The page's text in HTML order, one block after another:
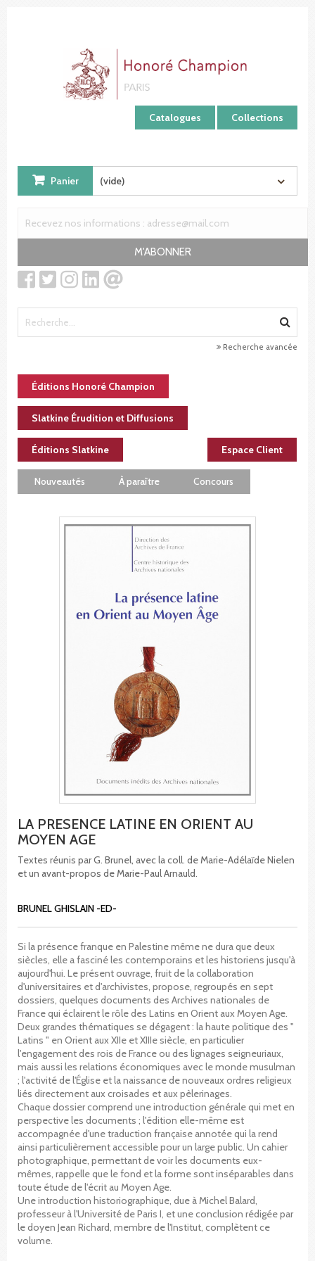
Catalogues Collections
Panier (vide)
M'ABONNER
Recherche avancée
Éditions Honoré Champion
Slatkine Érudition et Diffusions
Éditions Slatkine Espace Client
Nouveautés À paraître Concours
LA PRESENCE LATINE EN ORIENT AU
MOYEN AGE
Textes réunis par G. Brunel, avec la coll. de Marie-Adélaïde Nielen
et un avant-propos de Marie-Paul Arnauld.
BRUNEL GHISLAIN -ED-
Si la présence franque en Palestine même ne dura que deux
siècles, elle a fasciné les contemporains et les historiens jusqu'à
aujourd'hui. Le présent ouvrage, fruit de la collaboration
d'universitaires et d'archivistes, propose, regroupés en sept
dossiers, quelques documents des Archives nationales de
France qui éclairent le rôle des Latins en Orient aux Moyen Age.
Deux grandes thématiques se dégagent : la haute politique des "
Latins " en Orient aux XIIe et XIIIe siècle, en particulier
l'engagement des rois de France ou des lignages seigneuriaux,
mais aussi les relations économiques avec le monde musulman
; l'activité de l'Église et la naissance de nouveaux ordres religieux
liés directement aux croisades et aux pèlerinages.
Chaque dossier comprend une introduction générale qui met en
perspective les documents ; l'édition elle-même est
accompagnée d'une traduction française annotée qui la rend
ainsi particulièrement accessible pour un large public. Un cahier
photographique, permettant de voir les documents eux-
mêmes, rappelle que le fond et la forme sont inséparables dans
toute étude de l'écrit au Moyen Age.
Une introduction historiographique, due à Michel Balard,
professeur à l'Université de Paris I, et une conclusion rédigée par
le doyen Jean Richard, membre de l'Institut, complètent ce
volume.